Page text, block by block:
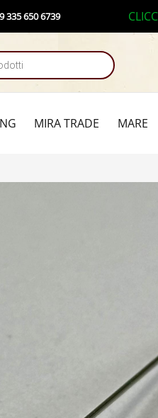
335 650 6739
search
MIRA TRADE MARE